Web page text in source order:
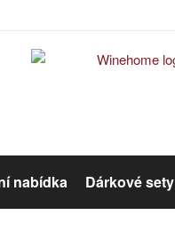
nabídka Dárkové sety